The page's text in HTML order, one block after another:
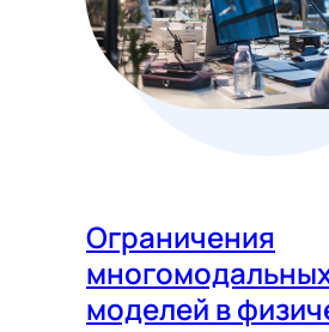
Ограничения
моделей в